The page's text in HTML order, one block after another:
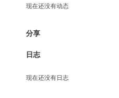
现在还没有动态
分享
日志
现在还没有日志